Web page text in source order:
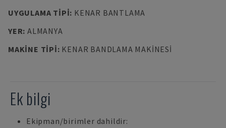
UYGULAMA TIPI: KENAR BANTLAMA
YER: ALMANYA
MAKINE TIPI: KENAR BANDLAMA MAKINESI
Ek bilgi
Ekipman/birimler dahildir: